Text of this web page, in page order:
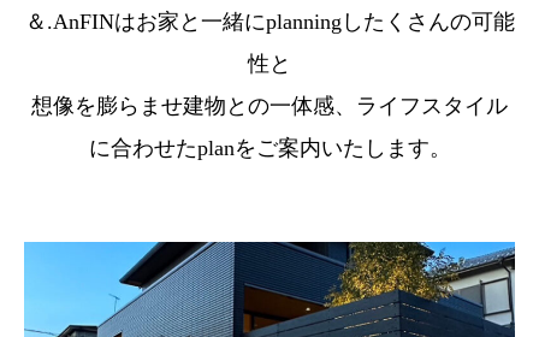
＆.AnFINはお家と一緒にplanningしたくさんの可能
性と
想像を膨らませ建物との一体感、ライフスタイル
に合わせたplanをご案内いたします。